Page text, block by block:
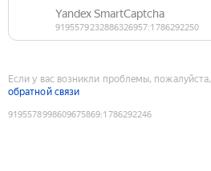
Если у вас возникли проблемы,
обратной связи
9195578998609675869:1786292246